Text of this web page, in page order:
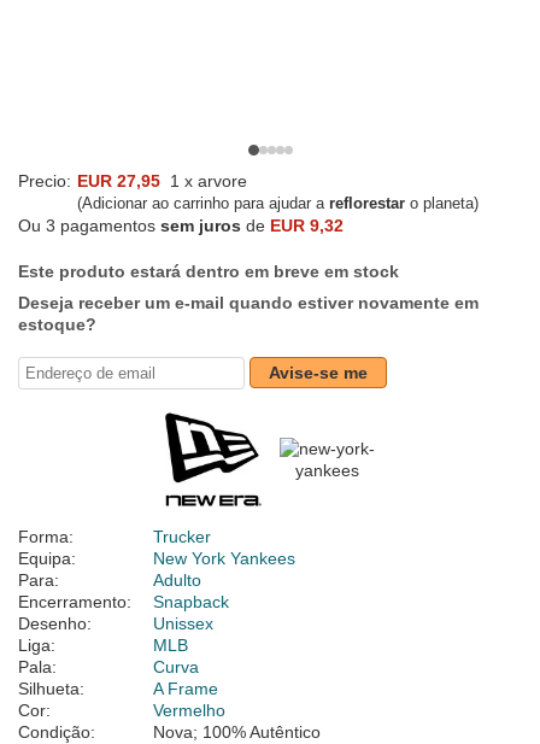
Precio: EUR 27,95 1 x arvore
(Adicionar ao carrinho para ajudar a reflorestar o planeta)
Ou 3 pagamentos sem juros de EUR 9,32
Este produto estará dentro em breve em stock
Deseja receber um e-mail quando estiver novamente em
estoque?
Avise-se me
Forma:
Trucker
Equipa:
New York Yankees
Para:
Adulto
Encerramento:
Snapback
Desenho:
Unissex
Liga:
MLB
Pala:
Curva
Silhueta:
A Frame
Cor:
Vermelho
Condição:
Nova; 100% Autêntico